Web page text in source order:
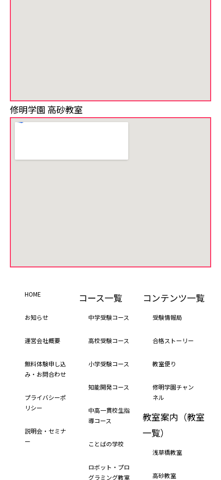
修明学園 高砂教室
HOME
お知らせ
運営会社概要
無料体験申し込
み・お問合わせ
プライバシーポ
リシー
説明会・セミナ
ー
コース一覧
中学受験コース
高校受験コース
小学受験コース
知能開発コース
中高一貫校生指
導コース
ことばの学校
ロボット・プロ
グラミング教室
コンテンツ一覧
受験情報局
合格ストーリー
教室便り
修明学園チャン
ネル
教室案内（教室
一覧）
浅草橋教室
高砂教室